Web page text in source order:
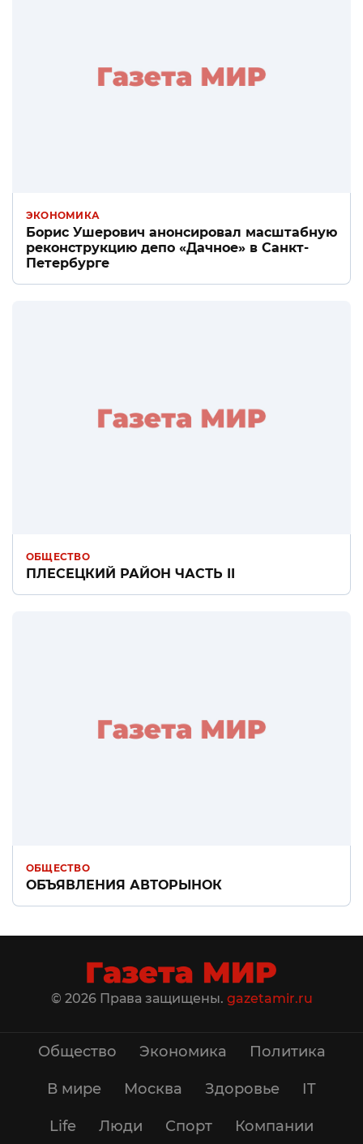
ЭКОНОМИКА
Борис Ушерович анонсировал масштабную
реконструкцию депо «Дачное» в Санкт-
Петербурге
ОБЩЕСТВО
ПЛЕСЕЦКИЙ РАЙОН ЧАСТЬ II
ОБЩЕСТВО
ОБЪЯВЛЕНИЯ АВТОРЫНОК
© 2026 Права защищены. gazetamir.ru
Общество Экономика Политика
В мире Москва Здоровье IT
Life Люди Спорт Компании